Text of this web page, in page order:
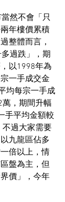
然不會「只
年樓價累積
整體而言，
過跌」，期
以1998年為
一手成交金
均每宗一手成
，期間升幅
手平均金額較
過大家需要
九龍區佔多
倍以上，情
盤為主，但
價」，今年